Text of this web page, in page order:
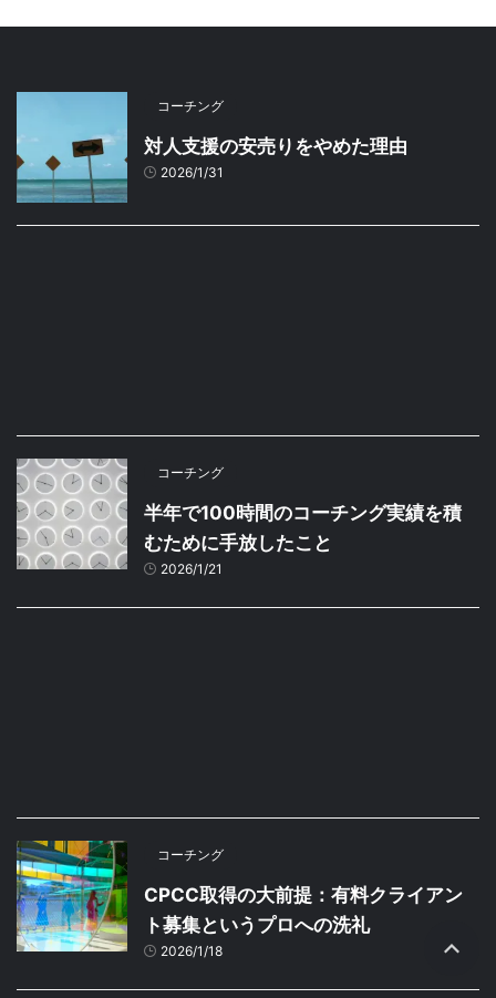
コーチング
対人支援の安売りをやめた理由
2026/1/31
コーチング
半年で100時間のコーチング実績を積
むために手放したこと
2026/1/21
コーチング
CPCC取得の大前提：有料クライアン
ト募集というプロへの洗礼
2026/1/18